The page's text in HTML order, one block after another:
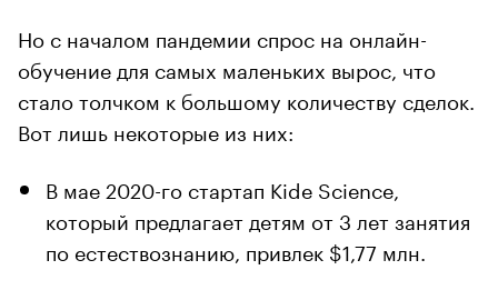
Но с началом пандемии спрос на онлайн-
обучение для самых маленьких вырос, что
стало толчком к большому количеству сделок.
Вот лишь некоторые из них:
В мае 2020-го стартап Kide Science,
который предлагает детям от 3 лет занятия
по естествознанию, привлек $1,77 млн.